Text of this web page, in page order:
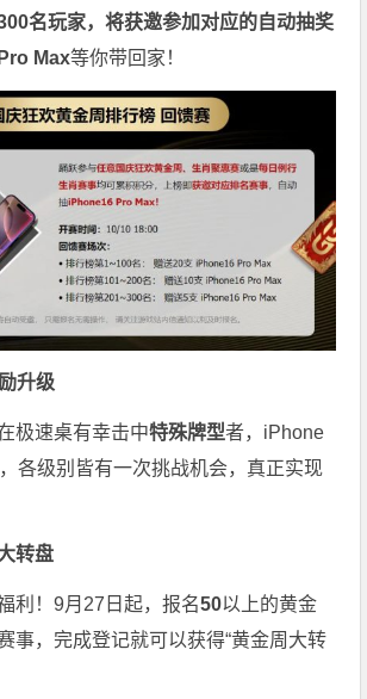
名玩家，将获邀参加对应的自动抽奖
Max等你带回家！
升级
极速桌有幸击中特殊牌型者，iPhone
各级别皆有一次挑战机会，真正实现
转盘
利！9月27日起，报名50以上的黄金
事，完成登记就可以获得“黄金周大转